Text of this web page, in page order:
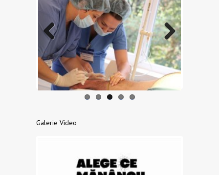
Previo
us
Next
Galerie Video